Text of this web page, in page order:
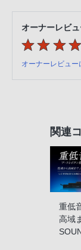
オーナーレビ
オーナーレビュー
関連
重低
高域